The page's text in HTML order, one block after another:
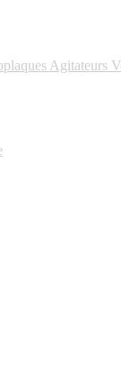
Agitateurs